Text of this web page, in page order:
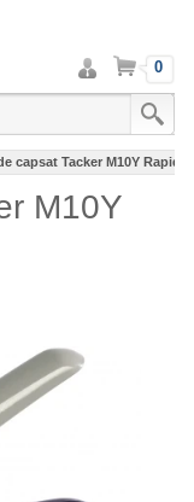
Intra
in
cont
Cos 0
capsat Tacker M10Y Rapid
M10Y